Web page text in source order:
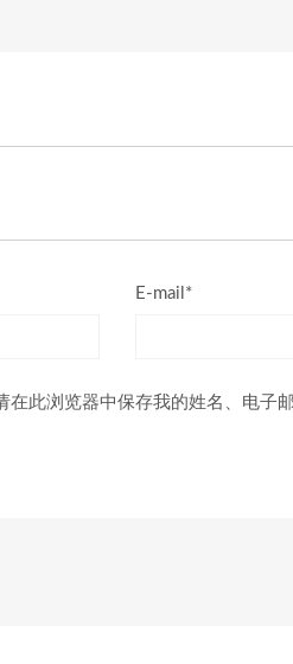
E-mail*
在此浏览器中保存我的姓名、电子